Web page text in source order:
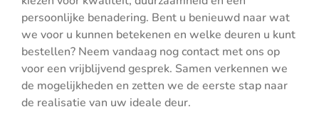
persoonlijke benadering. Bent u benieuwd naar wat
we voor u kunnen betekenen en welke deuren u kunt
bestellen? Neem vandaag nog contact met ons op
voor een vrijblijvend gesprek. Samen verkennen we
de mogelijkheden en zetten we de eerste stap naar
de realisatie van uw ideale deur.